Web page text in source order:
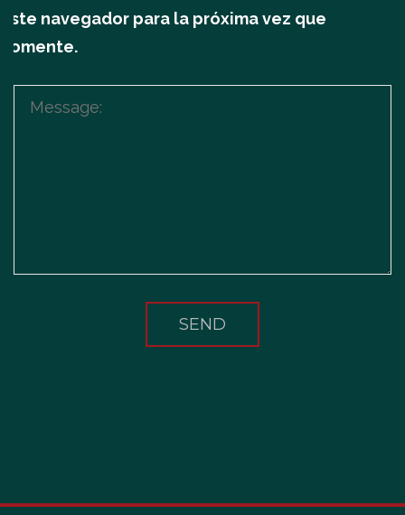
este navegador para la próxima vez que
comente.